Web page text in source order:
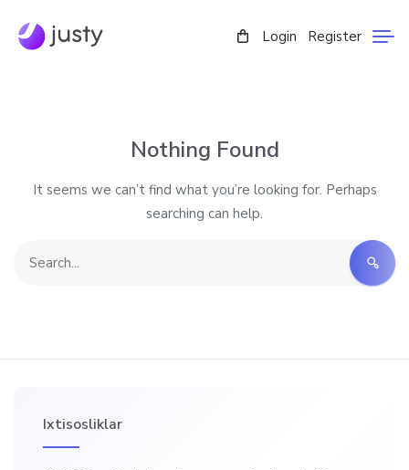
Login Register
Nothing Found
It seems we can’t find what you’re looking for. Perhaps
searching can help.
Ixtisosliklar